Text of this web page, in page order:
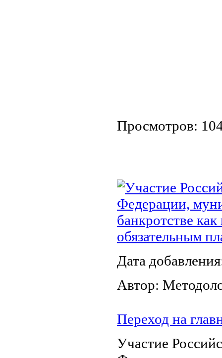
Просмотров:
Участие
Федерации,
банкротстве
обязательным
Дата
Автор:
Переход на
Участие